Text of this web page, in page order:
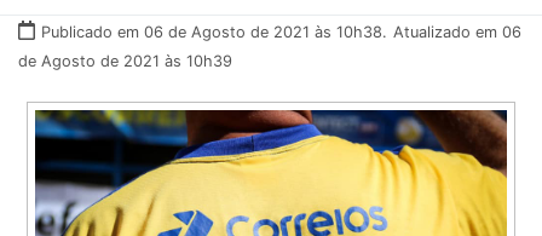
Publicado em 06 de Agosto de 2021 às 10h38. Atualizado em 06
de Agosto de 2021 às 10h39